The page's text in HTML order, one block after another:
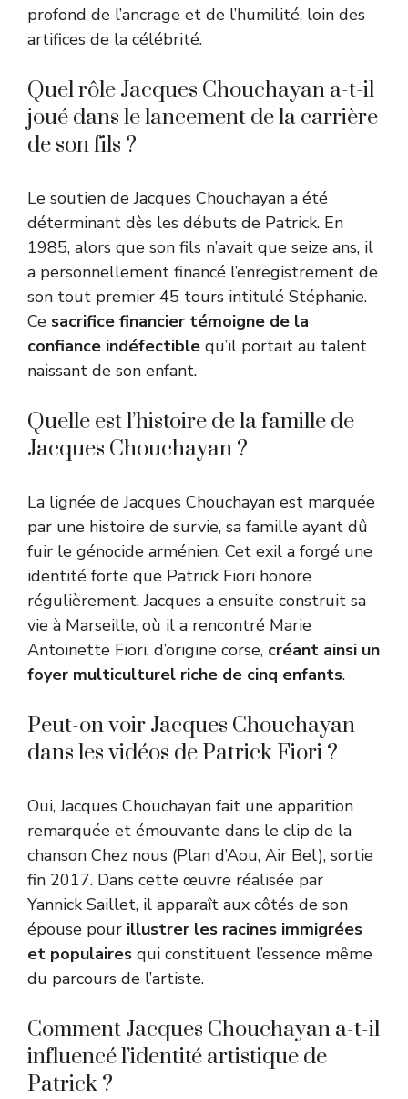
profond de l’ancrage et de l’humilité, loin des
artifices de la célébrité.
Quel rôle Jacques Chouchayan a-t-il
joué dans le lancement de la carrière
de son fils ?
Le soutien de Jacques Chouchayan a été
déterminant dès les débuts de Patrick. En
1985, alors que son fils n’avait que seize ans, il
a personnellement financé l’enregistrement de
son tout premier 45 tours intitulé Stéphanie.
Ce sacrifice financier témoigne de la
confiance indéfectible qu’il portait au talent
naissant de son enfant.
Quelle est l’histoire de la famille de
Jacques Chouchayan ?
La lignée de Jacques Chouchayan est marquée
par une histoire de survie, sa famille ayant dû
fuir le génocide arménien. Cet exil a forgé une
identité forte que Patrick Fiori honore
régulièrement. Jacques a ensuite construit sa
vie à Marseille, où il a rencontré Marie
Antoinette Fiori, d’origine corse, créant ainsi un
foyer multiculturel riche de cinq enfants.
Peut-on voir Jacques Chouchayan
dans les vidéos de Patrick Fiori ?
Oui, Jacques Chouchayan fait une apparition
remarquée et émouvante dans le clip de la
chanson Chez nous (Plan d’Aou, Air Bel), sortie
fin 2017. Dans cette œuvre réalisée par
Yannick Saillet, il apparaît aux côtés de son
épouse pour illustrer les racines immigrées
et populaires qui constituent l’essence même
du parcours de l’artiste.
Comment Jacques Chouchayan a-t-il
influencé l’identité artistique de
Patrick ?